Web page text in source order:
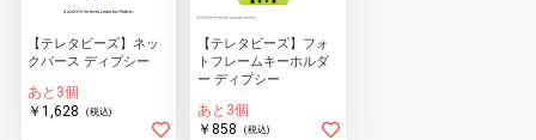
【テレタビーズ】ネッ
クパース ディプシー
あと3個
￥1,628
(税込)
【テレタビーズ】フォ
トフレームキーホルダ
ー ディプシー
あと3個
￥858
(税込)